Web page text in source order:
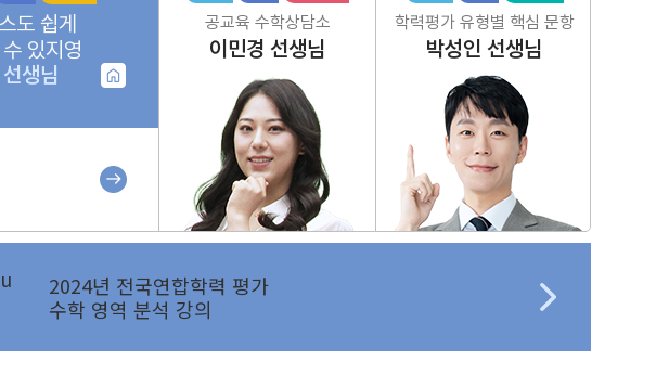
도 쉽게
있지영
선생님
공교육 수학상담소
이민경 선생님
학력평가 유형별 핵심 문항
박성인 선생님
2024년 전국연합학력 평가
수학 영역 분석 강의